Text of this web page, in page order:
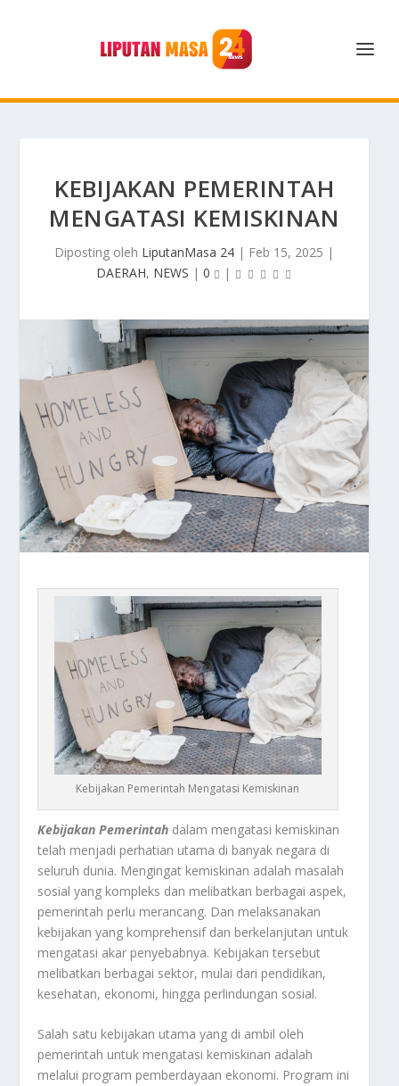
KEBIJAKAN PEMERINTAH
MENGATASI KEMISKINAN
Diposting oleh LiputanMasa 24 | Feb 15, 2025 |
DAERAH, NEWS | 0 |
Kebijakan Pemerintah Mengatasi Kemiskinan
Kebijakan Pemerintah dalam mengatasi kemiskinan
telah menjadi perhatian utama di banyak negara di
seluruh dunia. Mengingat kemiskinan adalah masalah
sosial yang kompleks dan melibatkan berbagai aspek,
pemerintah perlu merancang. Dan melaksanakan
kebijakan yang komprehensif dan berkelanjutan untuk
mengatasi akar penyebabnya. Kebijakan tersebut
melibatkan berbagai sektor, mulai dari pendidikan,
kesehatan, ekonomi, hingga perlindungan sosial.
Salah satu kebijakan utama yang di ambil oleh
pemerintah untuk mengatasi kemiskinan adalah
melalui program pemberdayaan ekonomi. Program ini